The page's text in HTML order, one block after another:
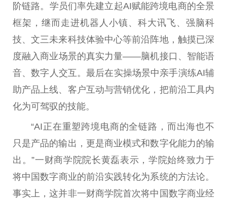
阶链路。学员们率先建立起AI赋能跨境电商的全景
框架，继而走进机器人小镇、科大讯飞、强脑科
技、文三未来科技体验中心等前沿阵地，触摸已深
度融入商业场景的真实力量——脑机接口、智能语
音、数字人交互。最后在实操场景中亲手演练AI辅
助产品上线、客户互动与营销优化，把前沿工具内
化为可驾驭的技能。
“AI正在重塑跨境电商的全链路，而出海也不
只是产品的输出，更是商业模式和数字化能力的输
出。”一财商学院院长黄磊表示，学院始终致力于
将中国数字商业的前沿实践转化为系统的方法论。
事实上，这并非一财商学院首次将中国数字商业经